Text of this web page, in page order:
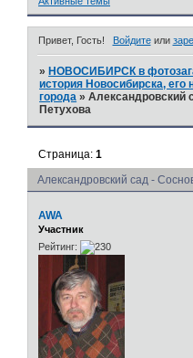
Привет, Гость! Войдитеили
» НОВОСИБИРСК в
история Новосибирска,
города »Александровский
Петухова
Александровский сад -
Страница:1
AWA
Участник
Рейтинг: